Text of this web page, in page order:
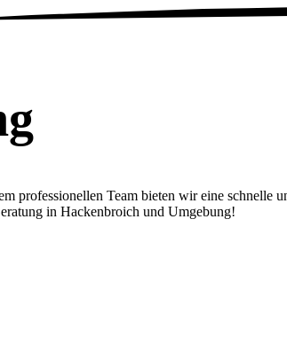
professionellen Team bieten wir eine schnelle
in Hackenbroich und Umgebung!